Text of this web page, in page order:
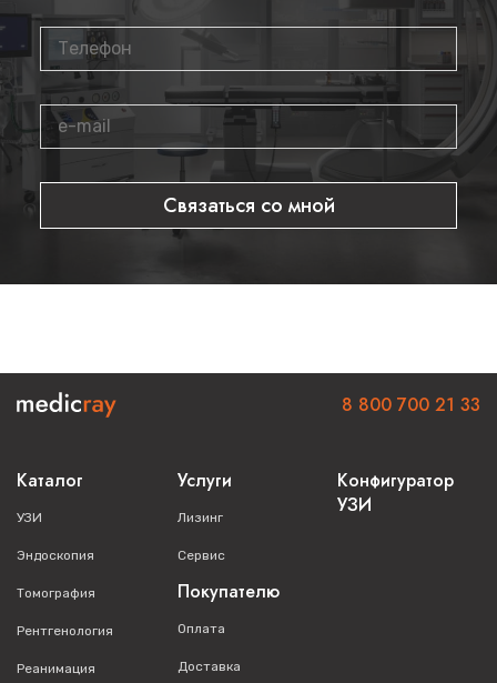
Связаться со мной
Каталог
УЗИ
Эндоскопия
Томография
Рентгенология
Реанимация
Услуги
Лизинг
Сервис
Покупателю
Оплата
Доставка
Конфигуратор
УЗИ
8 800 700 21 33